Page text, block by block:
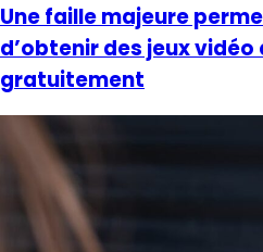
Une faille majeure
d’obtenir des jeux
gratuitement